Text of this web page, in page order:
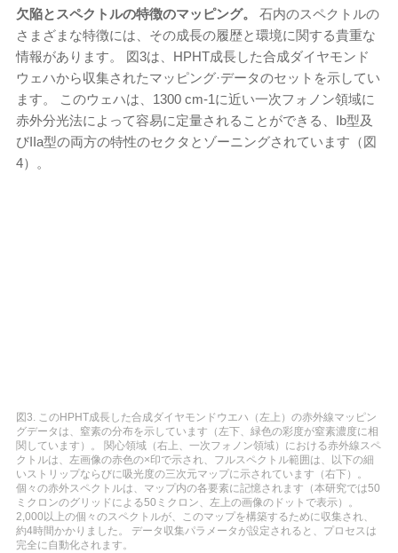
欠陥とスペクトルの特徴のマッピング。 石内のスペクトルの
さまざまな特徴には、その成長の履歴と環境に関する貴重な
情報があります。 図3は、HPHT成長した合成ダイヤモンド
ウェハから収集されたマッピング·データのセットを示してい
ます。 このウェハは、1300 cm-1に近い一次フォノン領域に
赤外分光法によって容易に定量されることができる、Ib型及
びIIa型の両方の特性のセクタとゾーニングされています（図
4）。
図3. このHPHT成長した合成ダイヤモンドウエハ（左上）の赤外線マッピン
グデータは、窒素の分布を示しています（左下、緑色の彩度が窒素濃度に相
関しています）。 関心領域（右上、一次フォノン領域）における赤外線スペ
クトルは、左画像の赤色の×印で示され、フルスペクトル範囲は、以下の細
いストリップならびに吸光度の三次元マップに示されています（右下）。
個々の赤外スペクトルは、マップ内の各要素に記憶されます（本研究では50
ミクロンのグリッドによる50ミクロン、左上の画像のドットで表示）。
2,000以上の個々のスペクトルが、このマップを構築するために収集され、
約4時間かかりました。 データ収集パラメータが設定されると、プロセスは
完全に自動化されます。